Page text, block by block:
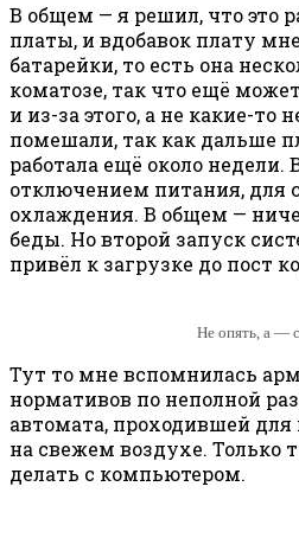
В общем — я решил, что это
платы, и вдобавок плату
батарейки, то есть она
коматозе, так что ещё
и из-за этого, а не какие-то
помешали, так как дальше
работала ещё около недели.
отключением питания, для
охлаждения. В общем —
беды. Но второй запуск
привёл к загрузке до пост
Не опять, а —
Тут то мне вспомнилась
нормативов по неполной
автомата, проходившей
на свежем воздухе. Только
делать с компьютером.